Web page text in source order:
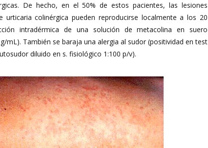
De hecho, en el 50% de estos pacientes, las lesiones
urticaria colinérgica pueden reproducirse localmente a los 20
intradérmica de una solución de metacolina en suero
mL). También se baraja una alergia al sudor (positividad en test
diluido en s. fisiológico 1:100 p/v).